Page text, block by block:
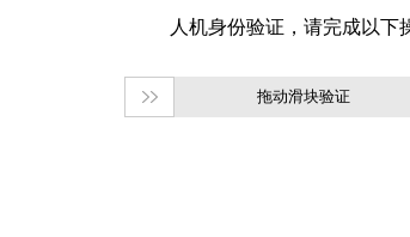
拖动滑块验证